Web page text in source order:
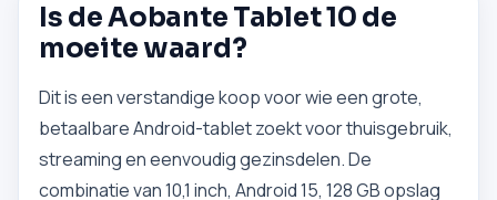
Is de Aobante Tablet 10 de
moeite waard?
Dit is een verstandige koop voor wie een grote,
betaalbare Android-tablet zoekt voor thuisgebruik,
streaming en eenvoudig gezinsdelen. De
combinatie van 10,1 inch, Android 15, 128 GB opslag